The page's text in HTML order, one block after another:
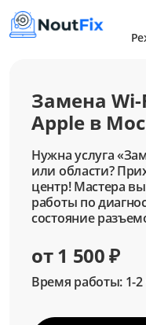
Замена
Apple в
Нужна услуга
или области?
центр! Мастера
работы по
состояние
от 1 500 ₽
Время работы: 1-2